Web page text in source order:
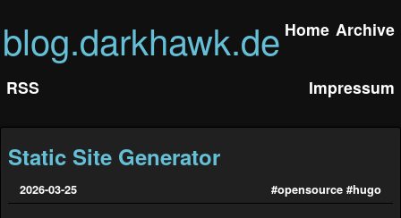
blog.darkhawk.de Home Archive
RSS Impressum
Static Site Generator
2026-03-25 #opensource #hugo